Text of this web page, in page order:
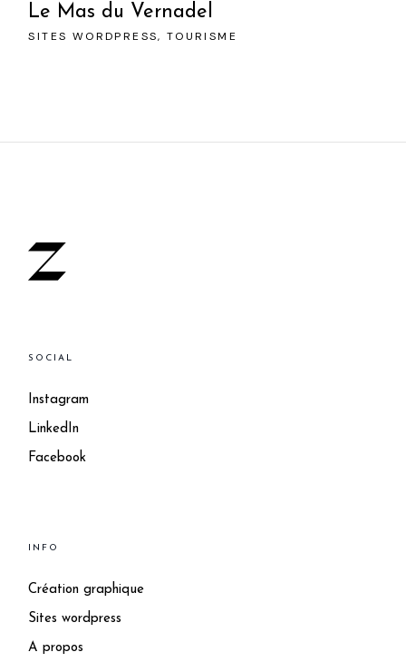
Le Mas du Vernadel
SITES WORDPRESS TOURISME
SOCIAL
Instagram
LinkedIn
Facebook
INFO
Création graphique
Sites wordpress
A propos